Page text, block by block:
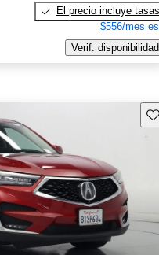
El precio incluye tasas
$556/mes
Verif. disponibilidad